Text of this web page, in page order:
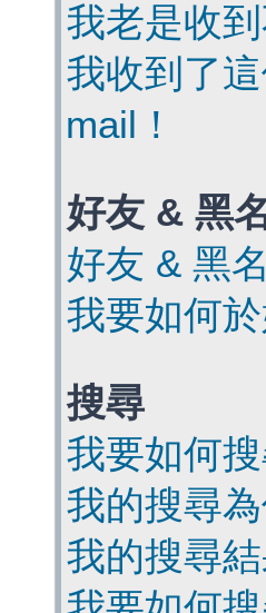
我老是收
我收到了
mail！
好友 & 黑
好友 & 黑
我要如何
搜尋
我要如何
我的搜尋
我的搜尋